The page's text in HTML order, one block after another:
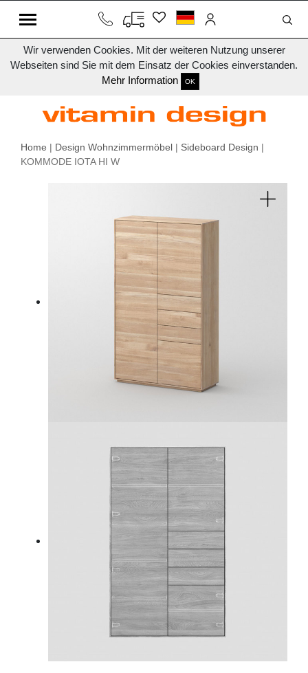
Wir verwenden Cookies. Mit der weiteren Nutzung unserer
Webseiten sind Sie mit dem Einsatz der Cookies einverstanden.
Mehr Information
OK
Home | Design Wohnzimmermöbel | Sideboard Design |
KOMMODE IOTA HI W